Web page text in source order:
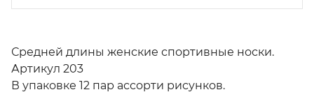
Средней длины женские спортивные носки.
Артикул 203
В упаковке 12 пар ассорти рисунков.